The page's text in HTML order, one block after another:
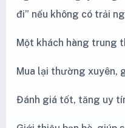
đi” nếu không có trải
Một khách hàng trung
Mua lại thường xuyên,
Đánh giá tốt, tăng uy